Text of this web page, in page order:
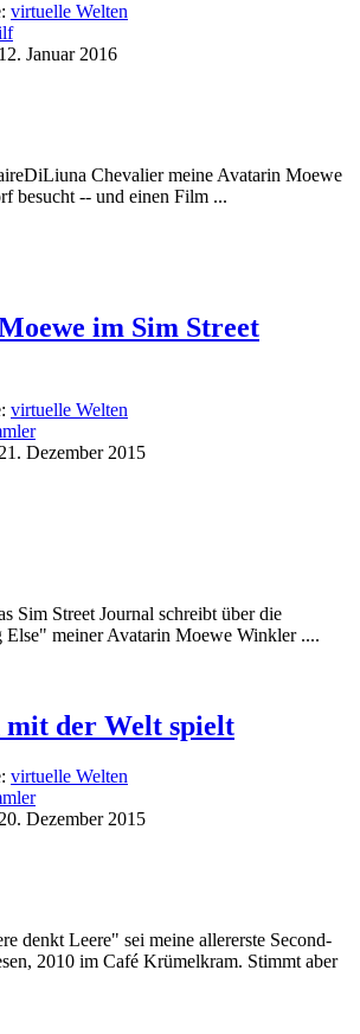
virtuelle Welten
Januar 2016
Chevalier meine Avatarin Moewe
besucht -- und einen Film ...
im Sim Street
virtuelle Welten
Dezember 2015
Sim Street Journal schreibt über die
meiner Avatarin Moewe Winkler ....
mit der Welt spielt
virtuelle Welten
Dezember 2015
denkt Leere" sei meine allererste Second-
2010 im Café Krümelkram. Stimmt aber